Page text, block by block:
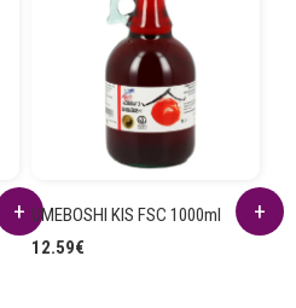
UMEBOSHI KIS FSC 1000ml
12.59€